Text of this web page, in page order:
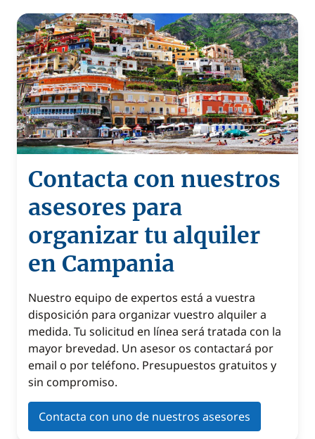
Contacta con nuestros
asesores para
organizar tu alquiler
en Campania
Nuestro equipo de expertos está a vuestra
disposición para organizar vuestro alquiler a
medida. Tu solicitud en línea será tratada con la
mayor brevedad. Un asesor os contactará por
email o por teléfono. Presupuestos gratuitos y
sin compromiso.
Contacta con uno de nuestros asesores